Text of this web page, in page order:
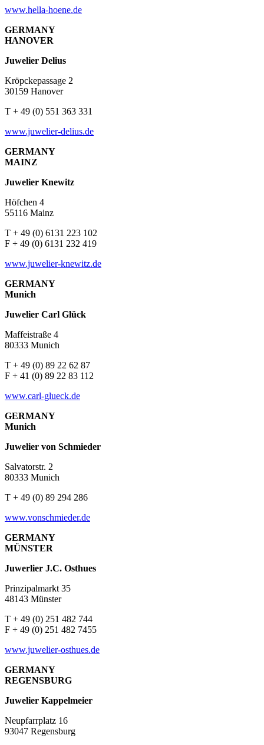
www.hella-hoene.de
GERMANY
HANOVER
Juwelier Delius
Kröpckepassage 2
30159 Hanover
T + 49 (0) 551 363 331
www.juwelier-delius.de
GERMANY
MAINZ
Juwelier Knewitz
Höfchen 4
55116 Mainz
T + 49 (0) 6131 223 102
F + 49 (0) 6131 232 419
www.juwelier-knewitz.de
GERMANY
Munich
Juwelier Carl Glück
Maffeistraße 4
80333 Munich
T + 49 (0) 89 22 62 87
F + 41 (0) 89 22 83 112
www.carl-glueck.de
GERMANY
Munich
Juwelier von Schmieder
Salvatorstr. 2
80333 Munich
T + 49 (0) 89 294 286
www.vonschmieder.de
GERMANY
MÜNSTER
Juwerlier J.C. Osthues
Prinzipalmarkt 35
48143 Münster
T + 49 (0) 251 482 744
F + 49 (0) 251 482 7455
www.juwelier-osthues.de
GERMANY
REGENSBURG
Juwelier Kappelmeier
Neupfarrplatz 16
93047 Regensburg